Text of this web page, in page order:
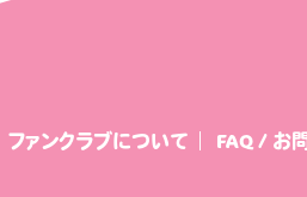
ファンクラブについて FAQ / お